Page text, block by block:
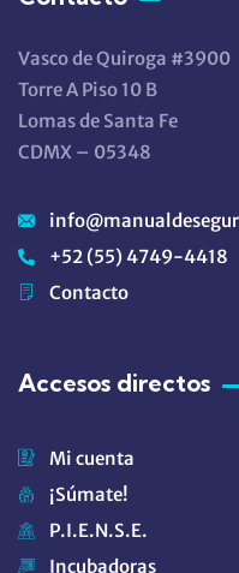
Vasco de Quiroga #3900
Torre A Piso 10 B
Lomas de Santa Fe
CDMX – 05348
+52 (55) 4749-4418
Contacto
Accesos directos
Mi cuenta
¡Súmate!
P.I.E.N.S.E.
Incubadoras